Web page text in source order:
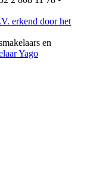
erkend door het
en
Yago